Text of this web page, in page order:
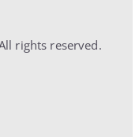
rights reserved.